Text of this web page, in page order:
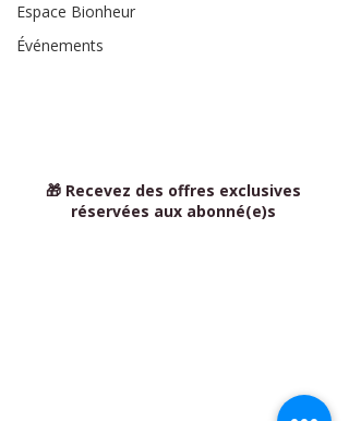
Espace Bionheur
Événements
🎁 Recevez des offres exclusives
réservées aux abonné(e)s